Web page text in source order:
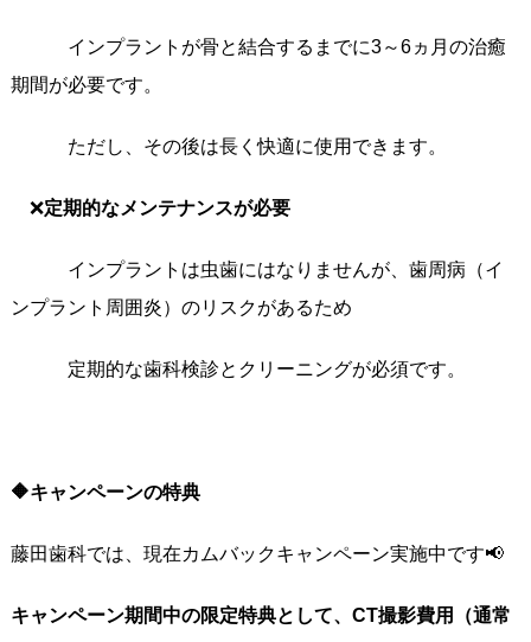
インプラントが骨と結合するまでに3～6ヵ月の治癒
期間が必要です。
ただし、その後は長く快適に使用できます。
❌定期的なメンテナンスが必要
インプラントは虫歯にはなりませんが、歯周病（イ
ンプラント周囲炎）のリスクがあるため
定期的な歯科検診とクリーニングが必須です。
🔶キャンペーンの特典
藤田歯科では、現在カムバックキャンペーン実施中です📢
キャンペーン期間中の限定特典として、CT撮影費用（通常